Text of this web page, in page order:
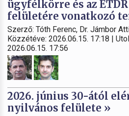
ügyfélkörre és az
felületére vonatkozó
Szerző: Tóth Ferenc, Dr. Jámbor
Közzétéve: 2026.06.15. 17:18 |
2026.06.15. 17:56
2026. június 30-ától
nyilvános felülete »